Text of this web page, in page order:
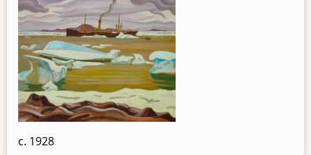
c. 1928